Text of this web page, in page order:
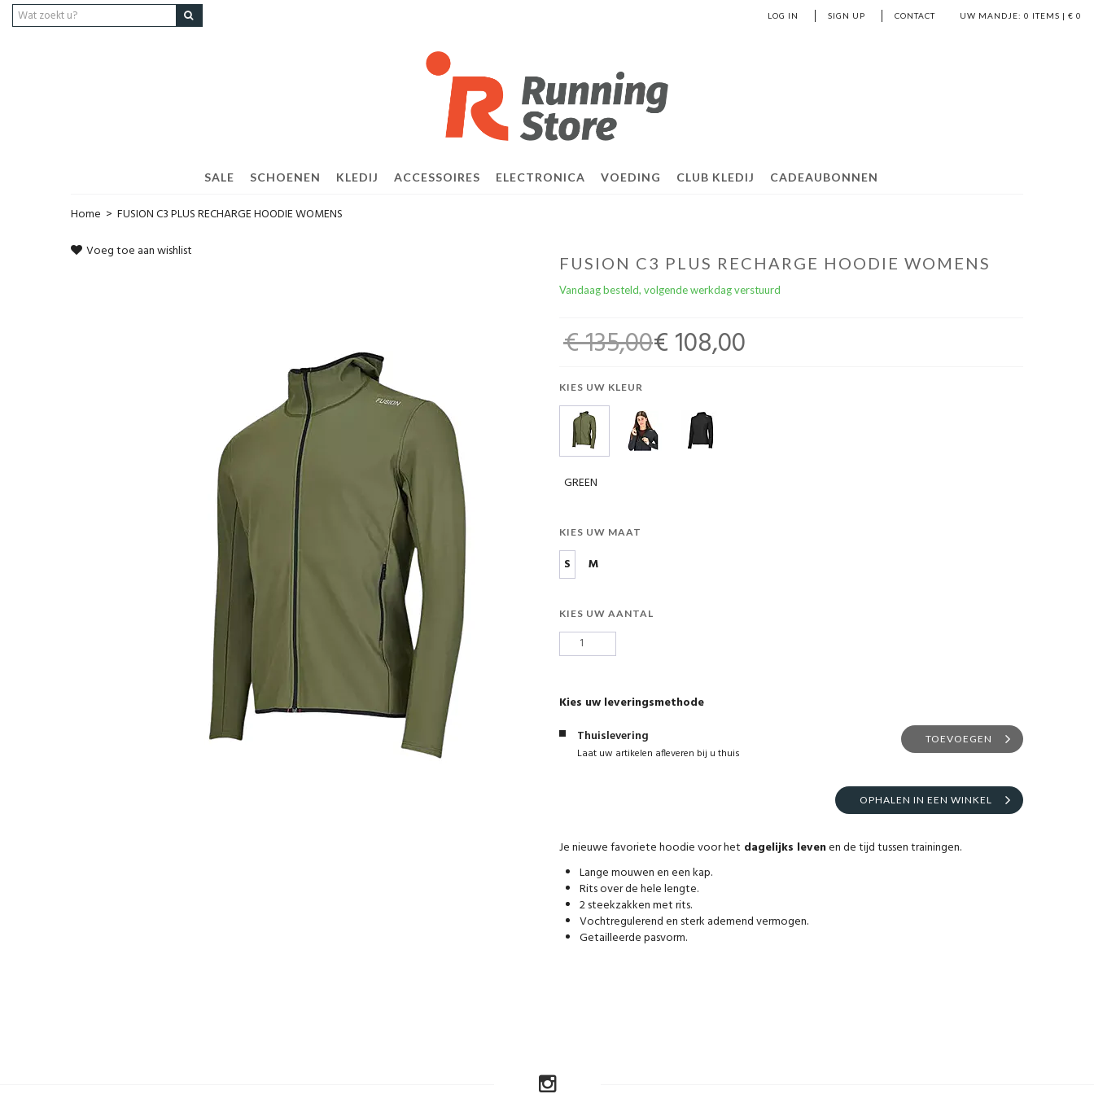
UW MANDJE: 0 ITEMS | € 0
LOG IN SIGN UP CONTACT
SALE SCHOENEN KLEDIJ ACCESSOIRES ELECTRONICA VOEDING CLUB KLEDIJ CADEAUBONNEN
Home > FUSION C3 PLUS RECHARGE HOODIE WOMENS
Voeg toe aan wishlist
FUSION C3 PLUS RECHARGE HOODIE WOMENS
Vandaag besteld, volgende werkdag verstuurd
€ 135,00€ 108,00
KIES UW KLEUR
GREEN
KIES UW MAAT
S M
KIES UW AANTAL
Kies uw leveringsmethode
Thuislevering
Laat uw artikelen afleveren bij u thuis
TOEVOEGEN
OPHALEN IN EEN WINKEL
Je nieuwe favoriete hoodie voor het dagelijks levenen de tijd tussen trainingen.
Lange mouwen en een kap.
Rits over de hele lengte.
2 steekzakken met rits.
Vochtregulerend en sterk ademend vermogen.
Getailleerde pasvorm.